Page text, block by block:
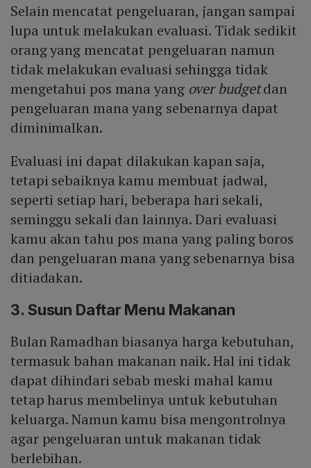
Selain mencatat pengeluaran, jangan sampai
lupa untuk melakukan evaluasi. Tidak sedikit
orang yang mencatat pengeluaran namun
tidak melakukan evaluasi sehingga tidak
mengetahui pos mana yang over budgetdan
pengeluaran mana yang sebenarnya dapat
diminimalkan.
Evaluasi ini dapat dilakukan kapan saja,
tetapi sebaiknya kamu membuat jadwal,
seperti setiap hari, beberapa hari sekali,
seminggu sekali dan lainnya. Dari evaluasi
kamu akan tahu pos mana yang paling boros
dan pengeluaran mana yang sebenarnya bisa
ditiadakan.
3. Susun Daftar Menu Makanan
Bulan Ramadhan biasanya harga kebutuhan,
termasuk bahan makanan naik. Hal ini tidak
dapat dihindari sebab meski mahal kamu
tetap harus membelinya untuk kebutuhan
keluarga. Namun kamu bisa mengontrolnya
agar pengeluaran untuk makanan tidak
berlebihan.